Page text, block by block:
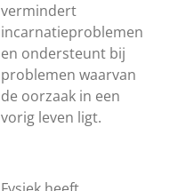
vermindert
incarnatieproblemen
en ondersteunt bij
problemen waarvan
de oorzaak in een
vorig leven ligt.